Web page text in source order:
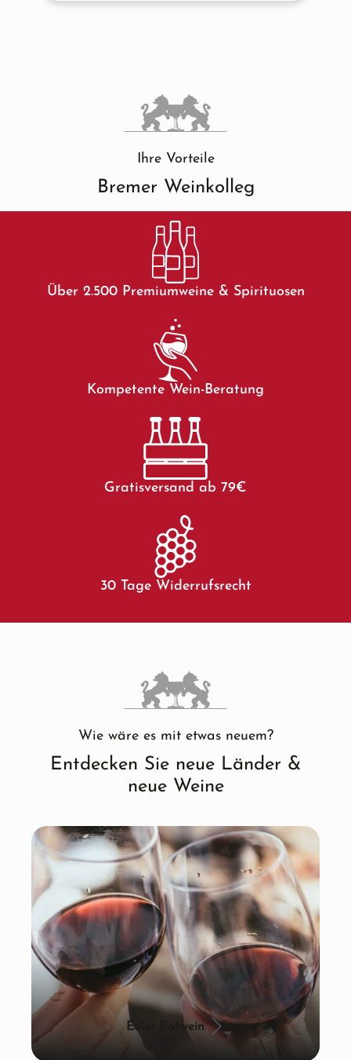
Ihre Vorteile
Bremer Weinkolleg
Über 2.500 Premiumweine & Spirituosen
Kompetente Wein-Beratung
Gratisversand ab 79€
30 Tage Widerrufsrecht
Wie wäre es mit etwas neuem?
Entdecken Sie neue Länder &
neue Weine
Edler Rotwein